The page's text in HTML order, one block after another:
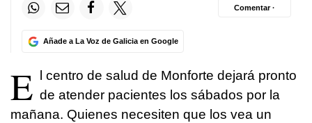
Añade a La Voz de Galicia en Google
Comentar ·
E
l centro de salud de Monforte dejará pronto
de atender pacientes los sábados por la
mañana. Quienes necesiten que los vea un